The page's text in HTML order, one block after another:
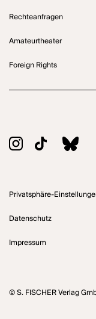
Rechteanfragen
Amateurtheater
Foreign Rights
Privatsphäre-
Datenschutz
Impressum
© S. FISCHER Verlag